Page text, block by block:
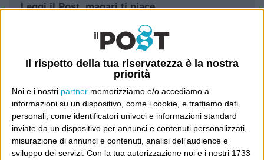
Il rispetto della tua riservatezza è la nostra
priorità
Noi e i nostri partner memorizziamo e/o accediamo a
informazioni su un dispositivo, come i cookie, e trattiamo dati
personali, come identificatori univoci e informazioni standard
inviate da un dispositivo per annunci e contenuti personalizzati,
misurazione di annunci e contenuti, analisi dell'audience e
sviluppo dei servizi. Con la tua autorizzazione noi e i nostri 1733
Leggi il Post, magari ti piace
POST PRECEDENTE
I have a dream
POST SUCCESSIVO
Things can only get better